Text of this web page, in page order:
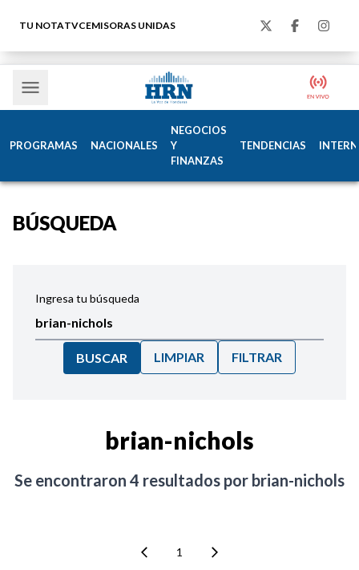
TU NOTATVCEMISORAS UNIDAS
PROGRAMAS NACIONALES
NEGOCIOS
Y
FINANZAS
TENDENCIAS
BÚSQUEDA
Ingresa tu búsqueda
BUSCAR LIMPIAR FILTRAR
brian-nichols
Se encontraron 4 resultados por brian-nichols
1